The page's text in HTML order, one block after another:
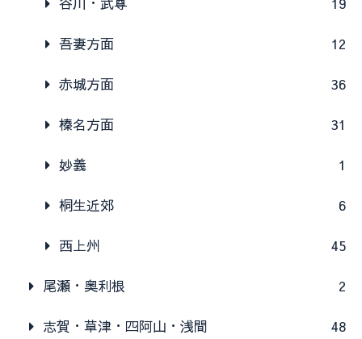
吾妻方面 12
赤城方面 36
榛名方面 31
妙義 1
桐生近郊 6
西上州 45
尾瀬・奥利根 2
志賀・草津・四阿山・浅間 48